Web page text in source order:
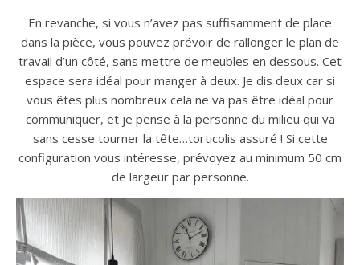
En revanche, si vous n’avez pas suffisamment de place
dans la pièce, vous pouvez prévoir de rallonger le plan de
travail d’un côté, sans mettre de meubles en dessous. Cet
espace sera idéal pour manger à deux. Je dis deux car si
vous êtes plus nombreux cela ne va pas être idéal pour
communiquer, et je pense à la personne du milieu qui va
sans cesse tourner la tête…torticolis assuré ! Si cette
configuration vous intéresse, prévoyez au minimum 50 cm
de largeur par personne.